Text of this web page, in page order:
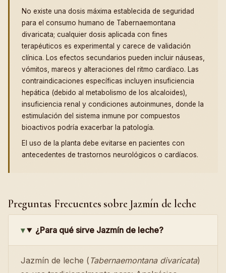
No existe una dosis máxima establecida de seguridad
para el consumo humano de Tabernaemontana
divaricata; cualquier dosis aplicada con fines
terapéuticos es experimental y carece de validación
clínica. Los efectos secundarios pueden incluir náuseas,
vómitos, mareos y alteraciones del ritmo cardíaco. Las
contraindicaciones específicas incluyen insuficiencia
hepática (debido al metabolismo de los alcaloides),
insuficiencia renal y condiciones autoinmunes, donde la
estimulación del sistema inmune por compuestos
bioactivos podría exacerbar la patología.
El uso de la planta debe evitarse en pacientes con
antecedentes de trastornos neurológicos o cardíacos.
Preguntas Frecuentes sobre Jazmín de leche
¿Para qué sirve Jazmín de leche?
Jazmín de leche ( Tabernaemontana divaricata)